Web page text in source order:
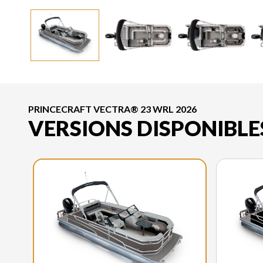
PRINCECRAFT VECTRA® 23 WRL 2026
VERSIONS